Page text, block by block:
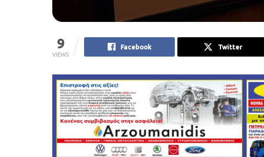
9
VIEWS
Facebook Twitter